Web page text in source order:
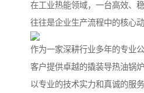
在工业热能领域，一台高效、
往往是企业生产流程中的核心动
作为一家深耕行业多年的专业
客户提供卓越的撬装导热油锅
以专业的技术实力和真诚的服